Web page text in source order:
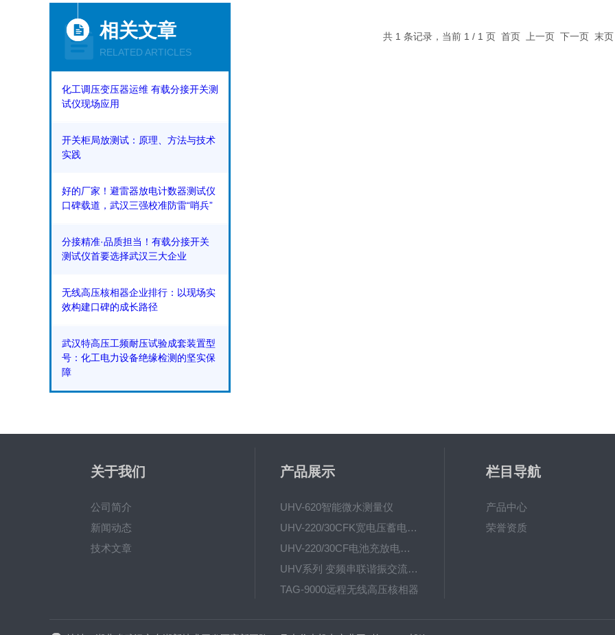
相关文章
RELATED ARTICLES
化工调压变压器运维 有载分接开关测
试仪现场应用
开关柜局放测试：原理、方法与技术
实践
好的厂家！避雷器放电计数器测试仪
口碑载道，武汉三强校准防雷“哨兵”
分接精准·品质担当！有载分接开关
测试仪首要选择武汉三大企业
无线高压核相器企业排行：以现场实
效构建口碑的成长路径
武汉特高压工频耐压试验成套装置型
号：化工电力设备绝缘检测的坚实保
障
共 1 条记录，当前 1 / 1 页 首页 上一页 下一页 末
关于我们
公司简介
新闻动态
技术文章
产品展示
UHV-620智能微水测量仪
UHV-220/30CFK宽电压蓄电池充放电测试仪
UHV-220/30CF电池充放电测试仪
UHV系列 变频串联谐振交流耐压装置
TAG-9000远程无线高压核相器
栏目导航
产品中心
荣誉资质